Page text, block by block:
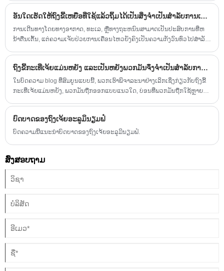
ມື​ອາ​ຊີບ​ຂອງ​ຜະ​ລິດ​ຕະ​ພັນ​ການ​ຫຸ້ມ​ຫໍ່​ທີ່​ໃຊ້​ແລ້ວ​ຖິ້ມ​ໄດ້​.
ອັນໃດເຮັດໃຫ້ຖົງຂີ້ເຫຍື່ອທີ່ໃຊ້ແລ້ວຖິ້ມໄດ້ເປັນສິ່ງຈຳເປັນສຳລັບການເດີນທາງທີ່ປອດໄພ ແລະ ສະດວກສະບາຍ?
ການເດີນທາງໂດຍທາງອາກາດ, ທະເລ, ຫຼືທາງຖະຫນົນສາມາດເປັນປະສົບການທີ່ຫ
ນ້າຕື່ນເຕັ້ນ, ແຕ່ຄວາມເຈັບປ່ວຍການເຄື່ອນໄຫວຍັງຄົງເປັນຄວາມກັງວົນທົ່ວໄປສໍາລັບ
ລະຫວ່າງການເດີນທາງ. ບໍ່ວ່າຈະຢູ່ໃນຍົນ, ລົດເມ, ເຮືອລ່ອງເຮືອ, ຫຼືແມ້ແຕ່ຢູ່ໃນ
ສະພາບແວດລ້ອມການດູແລສຸຂະພາບ, ຜະລິດຕະພັນທີ່ງ່າຍດາຍແຕ່ມີປະສິດທິພາບ
ເຫຼົ່ານີ້ຊ່ວຍຈັດການຄວາມບໍ່ສະບາຍທີ່ບໍ່ຄາດຄິດໄດ້ຢ່າງມີປະສິດທິພາບ.
ຖົງຂີ້ກະເທີ່ເຈ້ຍແມ່ນຫຍັງ ແລະເປັນຫຍັງພວກມັນຈຶ່ງຈຳເປັນສຳລັບການເດີນທາງ ແລະການດູແລສຸຂະພາບ
ໃນບົດຄວາມ blog ທີ່ສົມບູນແບບນີ້, ພວກເຮົາພິຈາລະນາຢ່າງເລິກເຊິ່ງກ່ຽວກັບຖົງຂີ້
ກະເທີ່ເຈ້ຍແມ່ນຫຍັງ, ພວກມັນຖືກອອກແບບແນວໃດ, ບ່ອນທີ່ພວກມັນຖືກໃຊ້ຫຼາຍ
ສໍາຄັນ. ພວກເຮົາສົນທະນາກ່ຽວກັບວັດສະດຸ, ຄຸນສົມບັດ, ກໍລະນີການນໍາໃຊ້, ການ
ພິຈາລະນາສິ່ງແວດລ້ອມ, ແລະວິທີທີ່ບໍລິສັດເຊັ່ນ Meichen ໃຫ້ລູກຄ້າດ້ວຍທາງເລືອກ
ບົດບາດຂອງຖົງເຈ້ຍອະລູມິນຽມຟໍ
ບົດຄວາມນີ້ແນະນໍາບົດບາດຂອງຖົງເຈ້ຍອະລູມິນຽມຟໍ.
ສົ່ງສອບຖາມ